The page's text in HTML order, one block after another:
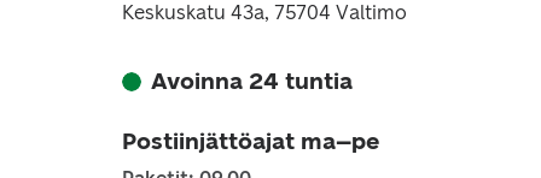
Keskuskatu 43a, 75704 Valtimo
Avoinna 24 tuntia
Postiinjättöajat ma–pe